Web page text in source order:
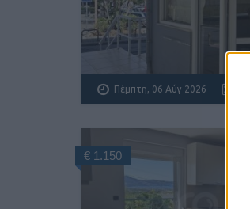
Πέμπτη, 06 Αύγ 2026
€ 1.150